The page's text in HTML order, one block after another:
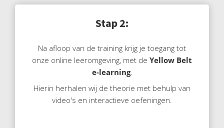
Stap 2:
Na afloop van de training krijg je toegang tot
onze online leeromgeving, met de Yellow Belt
e-learning.
Hierin herhalen wij de theorie met behulp van
video's en interactieve oefeningen.